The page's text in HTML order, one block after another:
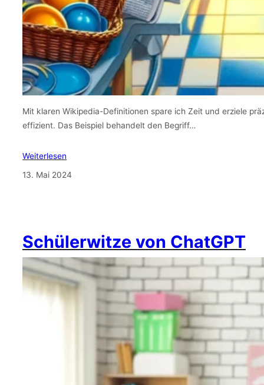
Mit klaren Wikipedia-Definitionen spare ich Zeit und erziele
effizient. Das Beispiel behandelt den Begriff…
Weiterlesen
13. Mai 2024
Schülerwitze von ChatGPT